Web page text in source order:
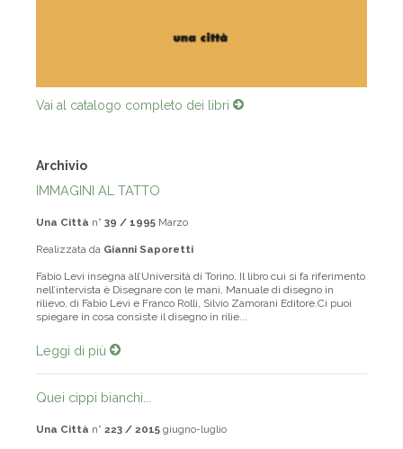
Vai al catalogo completo dei libri
Archivio
IMMAGINI AL TATTO
Una Città n° 39 / 1995 Marzo
Realizzata da Gianni Saporetti
Fabio Levi insegna all’Università di Torino. Il libro cui si fa riferimento
nell’intervista è Disegnare con le mani, Manuale di disegno in
rilievo, di Fabio Levi e Franco Rolli, Silvio Zamorani Editore.Ci puoi
spiegare in cosa consiste il disegno in rilie...
Leggi di più
Quei cippi bianchi...
Una Città n° 223 / 2015 giugno-luglio